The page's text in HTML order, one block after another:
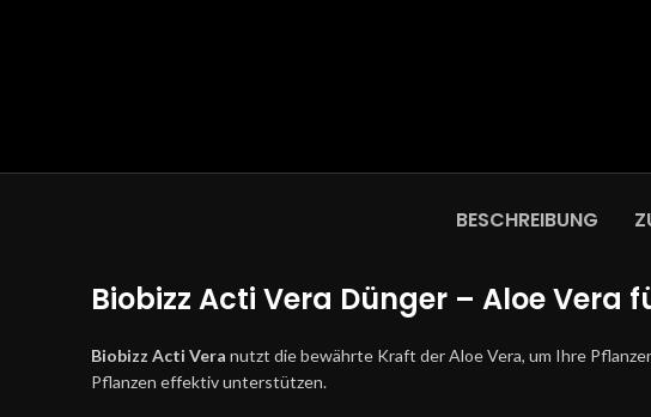
BESCHREIBUNG
Biobizz Acti Vera Dünger – Aloe Vera
Biobizz Acti Vera nutzt die bewährte Kraft der Aloe Vera, um Ihre
Pflanzen effektiv unterstützen.